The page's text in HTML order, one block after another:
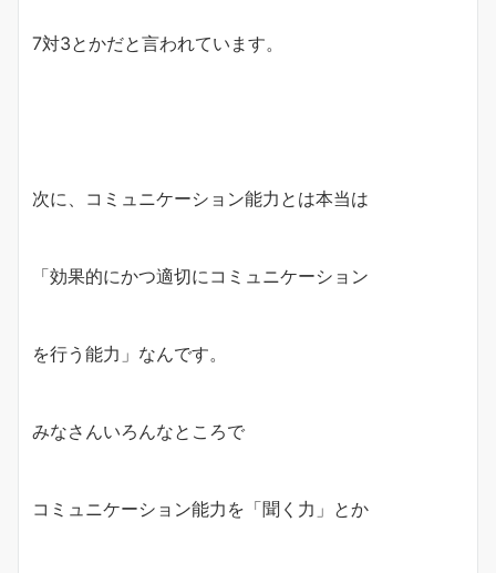
7対3とかだと言われています。
次に、コミュニケーション能力とは本当は
「効果的にかつ適切にコミュニケーション
を行う能力」なんです。
みなさんいろんなところで
コミュニケーション能力を「聞く力」とか